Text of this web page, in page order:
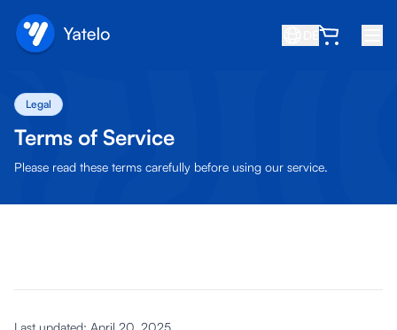
Blog
Über uns
Legal
Terms of Service
Please read these terms carefully before using our service.
Last updated: April 20, 2025